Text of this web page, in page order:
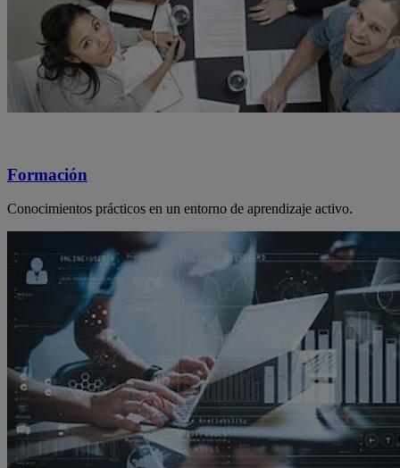
Formación
Conocimientos prácticos en un entorno de aprendizaje activo.